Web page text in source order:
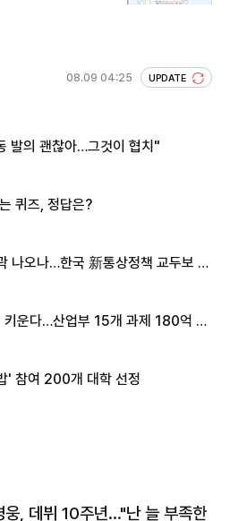
08.09 04:25 UPDATE
발의 괜찮아…그것이 협치"
퀴즈, 정답은?
나오나…한국 新통상정책 교두보 활
키운다…산업부 15개 과제 180억 지
' 참여 200개 대학 선정
웅, 데뷔 10주년…"난 늘 부족한